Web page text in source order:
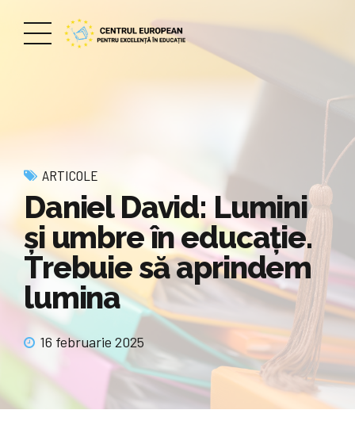
ARTICOLE
Daniel David: Lumini
și umbre în educație.
Trebuie să aprindem
lumina
16 februarie 2025